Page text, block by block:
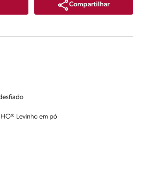
Compartilhar
Levinho em pó